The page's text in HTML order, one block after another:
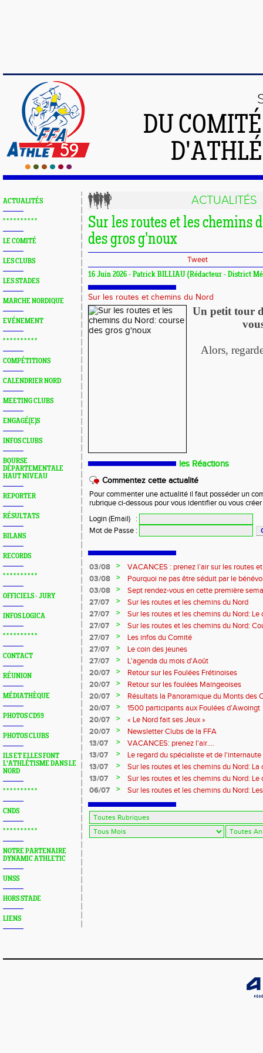
DU
ACTUALITÉS
* * * * * * * * * *
LE COMITÉ
LES CLUBS
LES STADES
MARCHE NORDIQUE
EVÉNEMENT
* * * * * * * * * *
COMPÉTITIONS
CALENDRIER NORD
MEETING CLUBS
ENGAGÉ(E)S
INFOS CLUBS
BOURSE
DÉPARTEMENTALE
HAUT NIVEAU
REPORTER
RÉSULTATS
BILANS
RECORDS
* * * * * * * * * *
OFFICIELS - JURY
INFOS LOGICA
* * * * * * * * * *
CONTACT
RÉUNION
MÉDIATHÈQUE
PHOTOS CD59
PHOTOS CLUBS
ILS ET ELLES FONT
L'ATHLÉTISME DANS LE
NORD
* * * * * * * * * *
CNDS
* * * * * * * * * *
NOTRE PARTENAIRE
DYNAMIC ATHLETIC
UNSS
HORS STADE
LIENS
ACTUALITÉS
Sur les routes et les chemins
des gros g'noux
Tweet
16 Juin 2026 - Patrick BILLIAU (Rédacteur - District
Sur les routes et chemins du Nord
Un petit tour
Alors,
les Réactions
Commentez cette actualité
Pour commenter une actualité il faut posséder un
rubrique ci-dessous pour vous identifier ou vous
Login (Email)
:
Mot de Passe :
03/08 >
VACANCES : prenez l’air sur les routes
03/08
>
Pourquoi ne pas être séduit par le
?...
03/08 >
Sept rendez-vous en cette première
27/07
>
Sur les routes et les chemins du Nord
27/07
>
Sur les routes et les chemins du Nord:
27/07
>
Sur les routes et les chemins du Nord:
Marque
27/07 >
Les infos du Comité
27/07
>
Le coin des jeunes
27/07
>
L'agenda du mois d'Août
20/07
>
Retour sur les Foulées Frétinoises
20/07
>
Retour sur les foulées Maingeoises
20/07
>
Résultats la Panoramique du Monts des
20/07
>
1500 participants aux Foulées d’Awoingt
20/07
>
« Le Nord fait ses Jeux »
20/07
>
Newsletter Clubs de la FFA
13/07
>
VACANCES: prenez l'air....
13/07
>
Le regard du spécialiste et de l'internaute
13/07
>
Sur les routes et les chemins du Nord: La
13/07
>
Sur les routes et les chemins du Nord:
06/07
> Sur les routes et les chemins du Nord: